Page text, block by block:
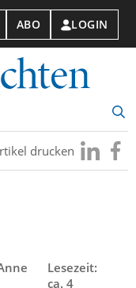
ABO LOGIN
drucken Besuchen
Sie
Sie
Lesezeit:
ca. 4